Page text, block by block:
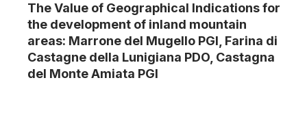
The Value of Geographical Indications for
the development of inland mountain
areas: Marrone del Mugello PGI, Farina di
Castagne della Lunigiana PDO, Castagna
del Monte Amiata PGI